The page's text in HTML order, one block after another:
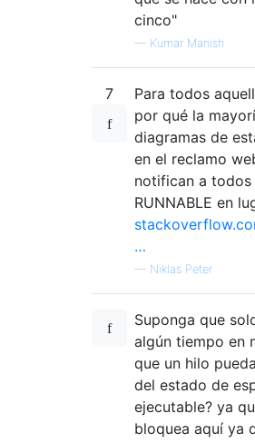
cinco"
— Kumar Manish
7
Para todos
por qué la
diagramas de
en el reclamo
notifican a
RUNNABLE en
…
— Niklas Peter
Suponga que
algún tiempo en
que un hilo
del estado de
ejecutable? ya
bloquea aquí ya